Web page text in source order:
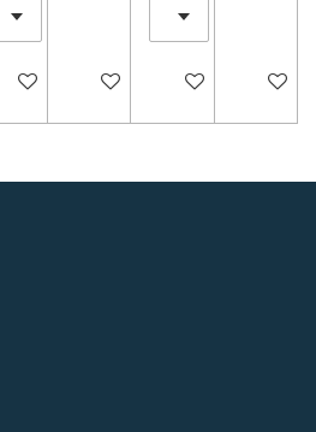
de hoogte
In winkelwagenIn winkelwagenIn winkelwagen
In